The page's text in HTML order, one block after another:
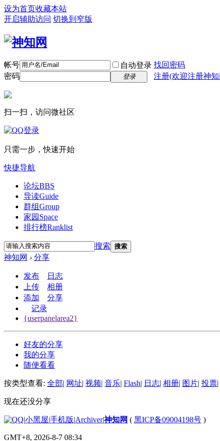
设为首页收藏本站
开启辅助访问 切换到窄版
帐号 自动登录 找回密码
密码
登录 注册(欢迎注册神
扫一扫，访问微社区
只需一步，快速开始
快捷导航
论坛BBS
导读Guide
群组Group
家园 Space
排行榜Ranklist
搜索 搜索
神知网 › 分享
发布
日志
上传
相册
添加
分享
记录
{userpanelarea2}
好友的分享
我的分享
随便看看
按类型查看: 全部| 网址| 视频| 音乐| Flash| 日志| 相册| 图片| 投票|
现在还没分享
|小黑屋|手机版|Archiver|神知网 ( 黑ICP备09004198号 )
GMT+8, 2026-8-7 08:34